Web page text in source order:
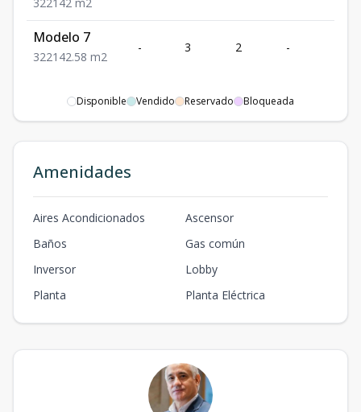
Modelo 7
322142.58 m2
- 3 2 -
Disponible Vendido Reservado Bloqueada
Amenidades
Aires Acondicionados
Ascensor
Baños
Gas común
Inversor
Lobby
Planta
Planta Eléctrica